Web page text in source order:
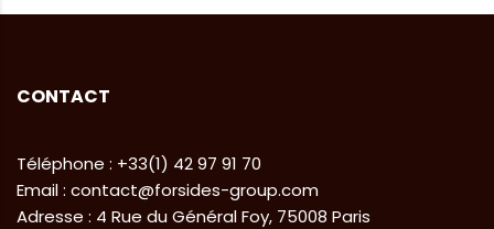
CONTACT
Téléphone : +33(1) 42 97 91 70
Email : contact@forsides-group.com
Adresse : 4 Rue du Général Foy, 75008 Paris